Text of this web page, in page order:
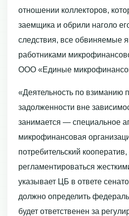
отношении коллекторов,
заемщика и обрили наголо
следствия, все обвиняемые
работниками
ООО «Единые
«Деятельность по взиманию
задолженности вне
занимается — специальное
микрофинансовая
потребительский
регламентироваться
указывает ЦБ в ответе
должно определить
будет ответственен за